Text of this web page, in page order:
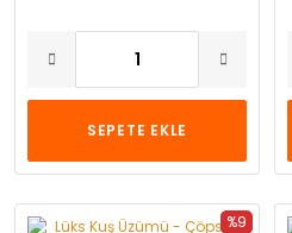
SEPETE EKLE
%9